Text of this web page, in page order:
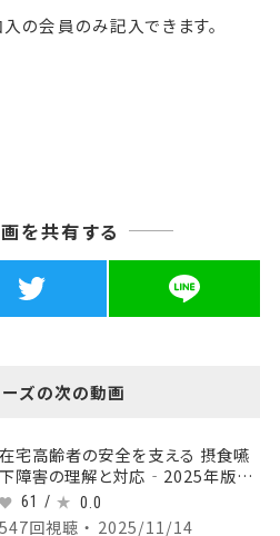
の会員のみ記入できます。
を共有する
ーズの次の動画
在宅高齢者の安全を支える 摂食嚥
下障害の理解と対応‐2025年版‐
【第4回】嚥下の評価 Part①
61 / 0.0
547回視聴 ・ 2025/11/14